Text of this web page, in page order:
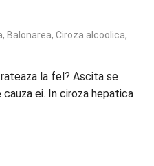
, Balonarea, Ciroza alcoolica,
la fel? Ascita se
ei. In ciroza hepatica